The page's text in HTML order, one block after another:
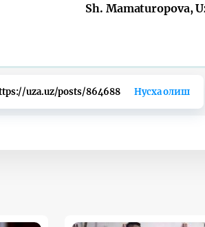
Sh. Mamaturopova,
uza.uz/posts/864688 Нусха олиш